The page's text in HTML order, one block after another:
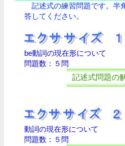
記述式の練習問題です。半
答してください。
be動詞の現在形について
問題数：５問
記述式問題の
動詞の現在形について
問題数：５問